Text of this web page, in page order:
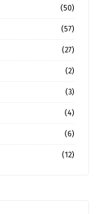
(50)
(57)
(27)
(2)
(3)
(4)
(6)
(12)